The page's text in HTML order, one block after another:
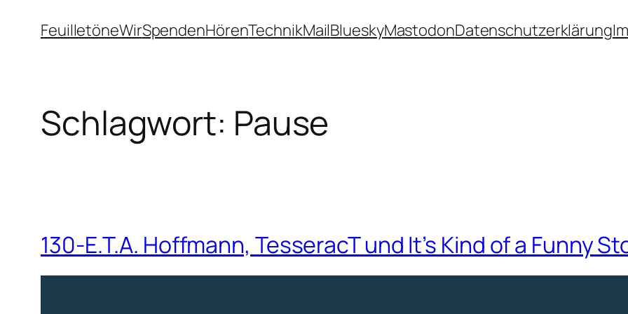
InhaltFeuilletöneWirSpendenHörenTechnikMailBlueskyMastodonDatenschutzerklärung
Schlagwort: Pause
130-E.T.A. Hoffmann, TesseracT und It’s Kind of a Funny